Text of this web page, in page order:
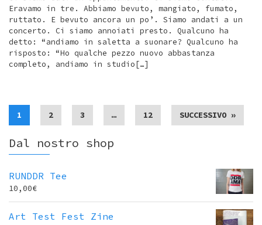
Eravamo in tre. Abbiamo bevuto, mangiato, fumato,
ruttato. E bevuto ancora un po’. Siamo andati a un
concerto. Ci siamo annoiati presto. Qualcuno ha
detto: “andiamo in saletta a suonare? Qualcuno ha
risposto: “Ho qualche pezzo nuovo abbastanza
completo, andiamo in studio[…]
1 2 3 … 12 SUCCESSIVO »
Dal nostro shop
RUNDDR Tee
10,00€
Art Test Fest Zine